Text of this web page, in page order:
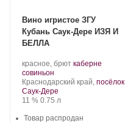
Вино игристое ЗГУ
Кубань Саук-Дере ИЗЯ И
БЕЛЛА
Производитель:
Саук-
Дере.
красное, брют .
винограда:
каберне
совиньон
Регион:
Краснодарский край, посёлок
Саук-Дере
Крепость
11 %. Объем
0.75 л
Товар распродан